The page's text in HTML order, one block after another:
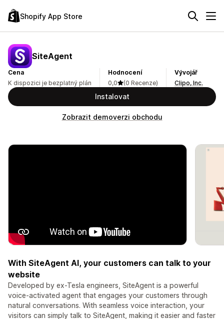
Shopify App Store
SiteAgent
Cena
K dispozici je bezplatný plán
Hodnocení
0,0
(0 Recenze)
Vývojář
Clipo, Inc.
Instalovat
Zobrazit demoverzi obchodu
With SiteAgent AI, your customers can talk to your
website
Developed by ex-Tesla engineers, SiteAgent is a powerful
voice-activated agent that engages your customers through
natural conversations. With seamless voice interaction, your
visitors can simply talk to SiteAgent, making it easier and faster